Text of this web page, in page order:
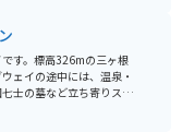
広く緑も多いため、のん
場が整備されておりバイ
リング途中の立ち寄りス
す。標高326mの三ヶ根
ェイの途中には、温泉・
士の墓など立ち寄りスポ